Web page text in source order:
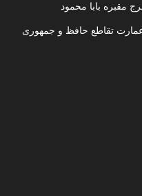
مقبره بابا محمود
تقاطع حافظ و جمهوری